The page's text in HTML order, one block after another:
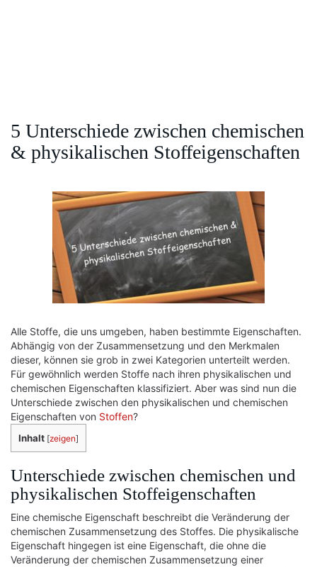
5 Unterschiede zwischen chemischen
& physikalischen Stoffeigenschaften
Alle Stoffe, die uns umgeben, haben bestimmte Eigenschaften.
Abhängig von der Zusammensetzung und den Merkmalen
dieser, können sie grob in zwei Kategorien unterteilt werden.
Für gewöhnlich werden Stoffe nach ihren physikalischen und
chemischen Eigenschaften klassifiziert. Aber was sind nun die
Unterschiede zwischen den physikalischen und chemischen
Eigenschaften von Stoffen?
Inhalt [zeigen]
Unterschiede zwischen chemischen und
physikalischen Stoffeigenschaften
Eine chemische Eigenschaft beschreibt die Veränderung der
chemischen Zusammensetzung des Stoffes. Die physikalische
Eigenschaft hingegen ist eine Eigenschaft, die ohne die
Veränderung der chemischen Zusammensetzung einer